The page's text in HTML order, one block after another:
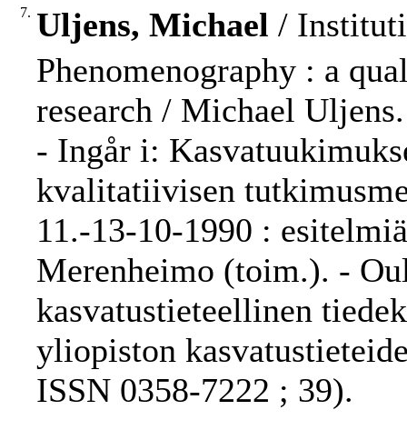
7. Uljens, Michael /
Phenomenography : a
research / Michael Uljens.
- Ingår i:
kvalitatiivisen
11.-13-10-1990 :
Merenheimo (toim.). -
kasvatustieteellinen
yliopiston
ISSN 0358-7222 ; 39).